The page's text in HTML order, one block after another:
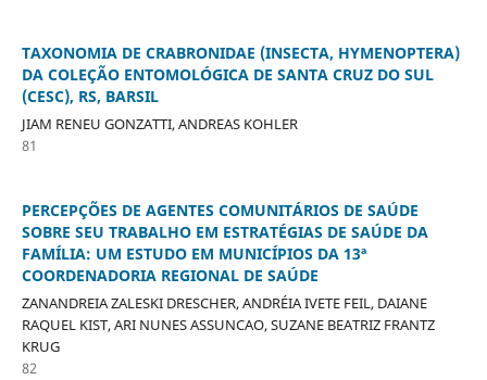
TAXONOMIA DE CRABRONIDAE (INSECTA, HYMENOPTERA)
DA COLEÇÃO ENTOMOLÓGICA DE SANTA CRUZ DO SUL
(CESC), RS, BARSIL
JIAM RENEU GONZATTI, ANDREAS KOHLER
81
PERCEPÇÕES DE AGENTES COMUNITÁRIOS DE SAÚDE
SOBRE SEU TRABALHO EM ESTRATÉGIAS DE SAÚDE DA
FAMÍLIA: UM ESTUDO EM MUNICÍPIOS DA 13ª
COORDENADORIA REGIONAL DE SAÚDE
ZANANDREIA ZALESKI DRESCHER, ANDRÉIA IVETE FEIL, DAIANE
RAQUEL KIST, ARI NUNES ASSUNCAO, SUZANE BEATRIZ FRANTZ
KRUG
82